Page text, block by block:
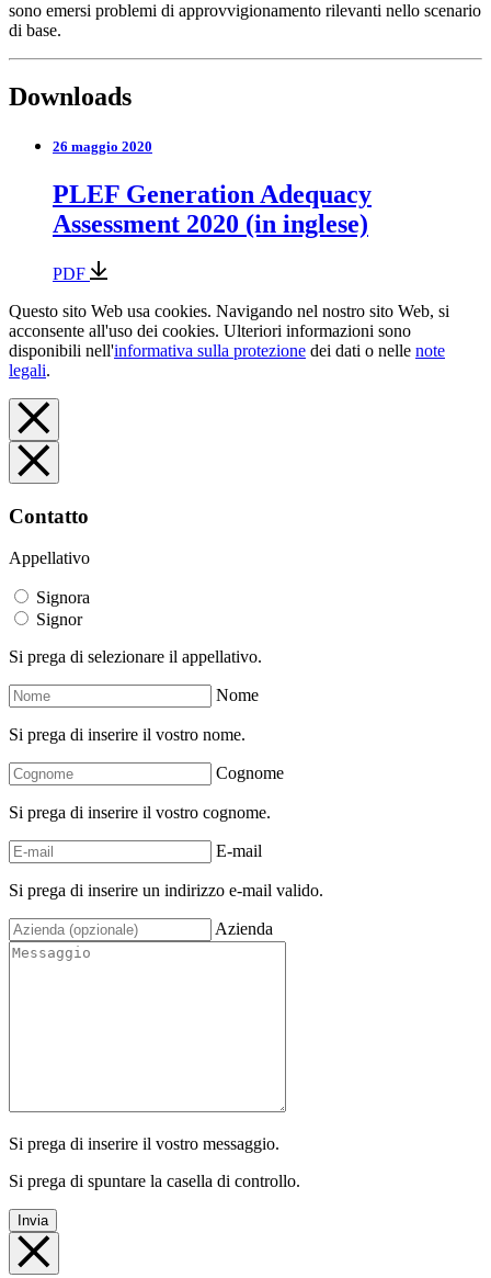
sono emersi problemi di approvvigionamento rilevanti nello scenario
di base.
Downloads
26 maggio 2020
PLEF Generation Adequacy
Assessment 2020 (in inglese)
PDF
Questo sito Web usa cookies. Navigando nel nostro sito Web, si
acconsente all'uso dei cookies. Ulteriori informazioni sono
disponibili nell'informativa sulla protezione dei dati o nelle note
legali.
Contatto
Appellativo
Signora
Signor
Si prega di selezionare il appellativo.
Nome
Si prega di inserire il vostro nome.
Cognome
Si prega di inserire il vostro cognome.
E-mail
Si prega di inserire un indirizzo e-mail valido.
Azienda
Si prega di inserire il vostro messaggio.
Si prega di spuntare la casella di controllo.
Invia